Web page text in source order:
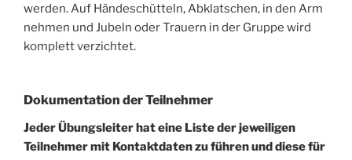
werden. Auf Händeschütteln, Abklatschen, in den Arm
nehmen und Jubeln oder Trauern in der Gruppe wird
komplett verzichtet.
Dokumentation der Teilnehmer
Jeder Übungsleiter hat eine Liste der jeweiligen
Teilnehmer mit Kontaktdaten zu führen und diese für